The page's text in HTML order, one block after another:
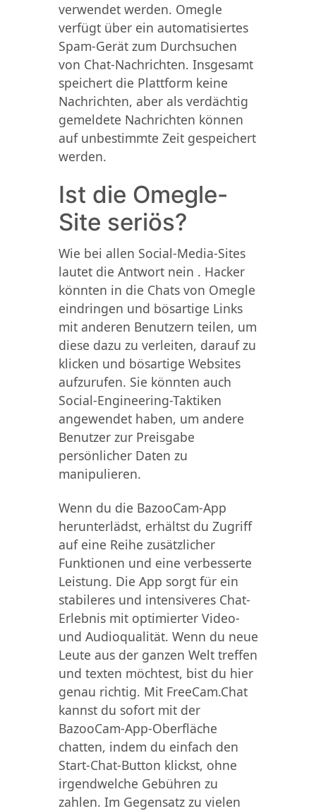
verwendet werden. Omegle
verfügt über ein automatisiertes
Spam-Gerät zum Durchsuchen
von Chat-Nachrichten. Insgesamt
speichert die Plattform keine
Nachrichten, aber als verdächtig
gemeldete Nachrichten können
auf unbestimmte Zeit gespeichert
werden.
Ist die Omegle-
Site seriös?
Wie bei allen Social-Media-Sites
lautet die Antwort nein . Hacker
könnten in die Chats von Omegle
eindringen und bösartige Links
mit anderen Benutzern teilen, um
diese dazu zu verleiten, darauf zu
klicken und bösartige Websites
aufzurufen. Sie könnten auch
Social-Engineering-Taktiken
angewendet haben, um andere
Benutzer zur Preisgabe
persönlicher Daten zu
manipulieren.
Wenn du die BazooCam-App
herunterlädst, erhältst du Zugriff
auf eine Reihe zusätzlicher
Funktionen und eine verbesserte
Leistung. Die App sorgt für ein
stabileres und intensiveres Chat-
Erlebnis mit optimierter Video-
und Audioqualität. Wenn du neue
Leute aus der ganzen Welt treffen
und texten möchtest, bist du hier
genau richtig. Mit FreeCam.Chat
kannst du sofort mit der
BazooCam-App-Oberfläche
chatten, indem du einfach den
Start-Chat-Button klickst, ohne
irgendwelche Gebühren zu
zahlen. Im Gegensatz zu vielen